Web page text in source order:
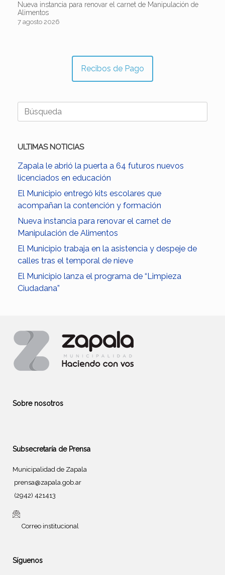
Nueva instancia para renovar el carnet de Manipulación de
Alimentos
7 agosto 2026
Recibos de Pago
Buscar:
ULTIMAS NOTICIAS
Zapala le abrió la puerta a 64 futuros nuevos
licenciados en educación
El Municipio entregó kits escolares que
acompañan la contención y formación
Nueva instancia para renovar el carnet de
Manipulación de Alimentos
El Municipio trabaja en la asistencia y despeje de
calles tras el temporal de nieve
El Municipio lanza el programa de “Limpieza
Ciudadana”
Sobre nosotros
Subsecretaría de Prensa
Municipalidad de Zapala
prensa@zapala.gob.ar
(2942) 421413
Correo institucional
Síguenos